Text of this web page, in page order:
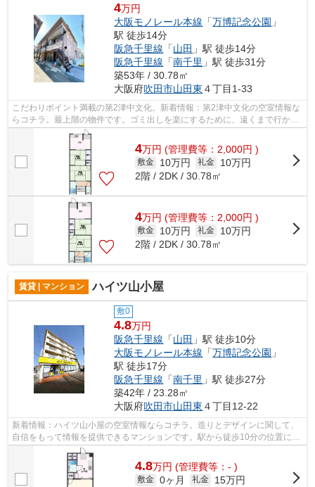
4万円
大阪モノレール本線 「万博記念公園 」
駅 徒歩14分
阪急千里線 「山田 」駅 徒歩14分
阪急千里線 「南千里 」駅 徒歩31分
築53年 / 30.78㎡
大阪府吹田市山田東 ４丁目1-33
こだわりポイント満載の第2津中文化。新着情報：第2津中文化の空室情報な
らコチラ。最上階の物件です。ゴミ出しを楽にするために、遠くまで行かず
に済むゴミ置き場を共用部に供え付け...
4万円 (管理費等：2,000円 )
敷金 10万円 礼金
10万円
2階 / 2DK / 30.78㎡
4万円 (管理費等：2,000円 )
敷金 10万円 礼金
10万円
2階 / 2DK / 30.78㎡
賃貸 | マンション ハイツ山小屋
敷0
4.8万円
阪急千里線 「山田 」駅 徒歩10分
大阪モノレール本線 「万博記念公園 」
駅 徒歩17分
阪急千里線 「南千里 」駅 徒歩27分
築42年 / 23.28㎡
大阪府吹田市山田東 ４丁目12-22
新着情報：ハイツ山小屋の空室情報ならコチラ。造りとデザインに関して、
自信をもって情報を提供できるマンションです。駅から徒歩10分の位置にあ
る物件なので、アクセスも良好です。...
4.8万円 (管理費等：- )
敷金 0ヶ月 礼金
15万円